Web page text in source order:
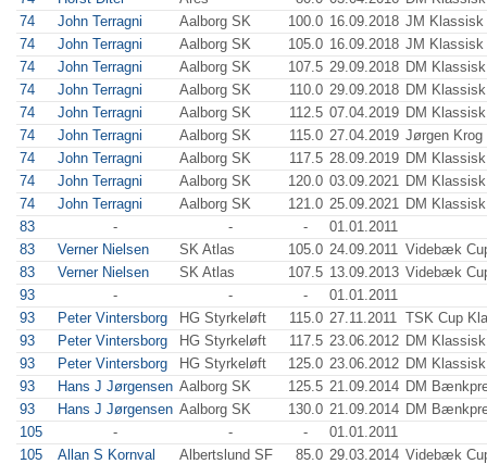
74
John Terragni Aalborg SK 100.0 16.09.2018 JM
74
John Terragni Aalborg SK 105.0 16.09.2018 JM
74
John Terragni Aalborg SK 107.5 29.09.2018 DM
74
John Terragni Aalborg SK 110.0 29.09.2018 DM
74
John Terragni Aalborg SK 112.5 07.04.2019 DM Klassisk
74
John Terragni Aalborg SK 115.0 27.04.2019 Jørgen Krog
74
John Terragni Aalborg SK 117.5 28.09.2019 DM
74
John Terragni Aalborg SK 120.0 03.09.2021 DM Klassisk
74
John Terragni Aalborg SK 121.0 25.09.2021 DM
83
- - -
01.01.2011
83
Verner Nielsen SK Atlas 105.0 24.09.2011 Videbæk
83
Verner Nielsen SK Atlas 107.5 13.09.2013 Videbæk
93
- - -
01.01.2011
93
Peter Vintersborg HG Styrkeløft 115.0 27.11.2011 TSK Cup
93
Peter Vintersborg HG Styrkeløft 117.5 23.06.2012 DM Klassisk
93
Peter Vintersborg HG Styrkeløft 125.0 23.06.2012 DM Klassisk
93
Hans J Jørgensen Aalborg SK 125.5 21.09.2014 DM
93
Hans J Jørgensen Aalborg SK 130.0 21.09.2014 DM
105
- - -
01.01.2011
105
Allan S Kornval Albertslund SF 85.0 29.03.2014 Videbæk